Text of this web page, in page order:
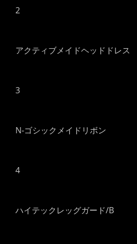
2
アクティブメイドヘッドドレス
3
N-ゴシックメイドリボン
4
ハイテックレッグガード/B